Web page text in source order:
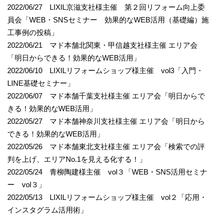
2022/06/27 LIXIL京滋支社様主催 第２回リフォーム向上委
員会「WEB・SNSセミナー 効果的なWEB活用（基礎編）施
工事例の投稿」
2022/06/21 マド本舗北関東・甲信越支社様主催 エリア会
「明日からできる！効果的なWEB活用」
2022/06/10 LIXILリフォームショップ様主催 vol3「入門・
LINE基礎セミナー」
2022/06/07 マド本舗千葉支社様主催 エリア会「明日からで
きる！効果的なWEB活用」
2022/05/27 マド本舗神奈川支社様主催 エリア会「明日から
できる！効果的なWEB活用」
2022/05/26 マド本舗東北支社様主催 エリア会「検索での評
判を上げ、エリアNo.1を見える化する！」
2022/05/24 青柳陶建様主催 vol３「WEB・SNS活用セミナ
ー vol３」
2022/05/13 LIXILリフォームショップ様主催 vol２「応用・
インスタグラム活用術」